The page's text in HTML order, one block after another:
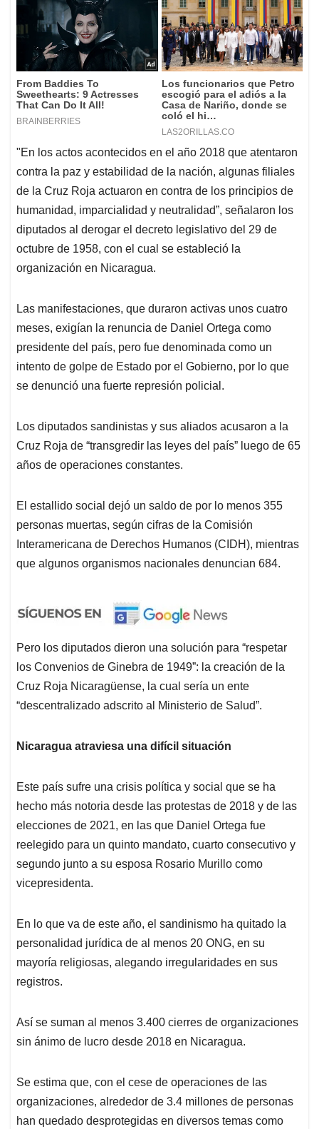
"En los actos acontecidos en el año 2018 que atentaron
contra la paz y estabilidad de la nación, algunas filiales
de la Cruz Roja actuaron en contra de los principios de
humanidad, imparcialidad y neutralidad”, señalaron los
diputados al derogar el decreto legislativo del 29 de
octubre de 1958, con el cual se estableció la
organización en Nicaragua.
Las manifestaciones, que duraron activas unos cuatro
meses, exigían la renuncia de Daniel Ortega como
presidente del país, pero fue denominada como un
intento de golpe de Estado por el Gobierno, por lo que
se denunció una fuerte represión policial.
Los diputados sandinistas y sus aliados acusaron a la
Cruz Roja de “transgredir las leyes del país” luego de 65
años de operaciones constantes.
El estallido social dejó un saldo de por lo menos 355
personas muertas, según cifras de la Comisión
Interamericana de Derechos Humanos (CIDH), mientras
que algunos organismos nacionales denuncian 684.
Pero los diputados dieron una solución para “respetar
los Convenios de Ginebra de 1949”: la creación de la
Cruz Roja Nicaragüense, la cual sería un ente
“descentralizado adscrito al Ministerio de Salud”.
Nicaragua atraviesa una difícil situación
Este país sufre una crisis política y social que se ha
hecho más notoria desde las protestas de 2018 y de las
elecciones de 2021, en las que Daniel Ortega fue
reelegido para un quinto mandato, cuarto consecutivo y
segundo junto a su esposa Rosario Murillo como
vicepresidenta.
En lo que va de este año, el sandinismo ha quitado la
personalidad jurídica de al menos 20 ONG, en su
mayoría religiosas, alegando irregularidades en sus
registros.
Así se suman al menos 3.400 cierres de organizaciones
sin ánimo de lucro desde 2018 en Nicaragua.
Se estima que, con el cese de operaciones de las
organizaciones, alrededor de 3.4 millones de personas
han quedado desprotegidas en diversos temas como